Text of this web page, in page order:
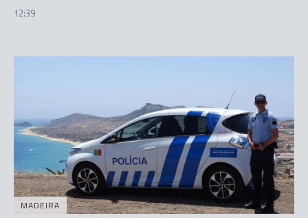
12:39
MADEIRA